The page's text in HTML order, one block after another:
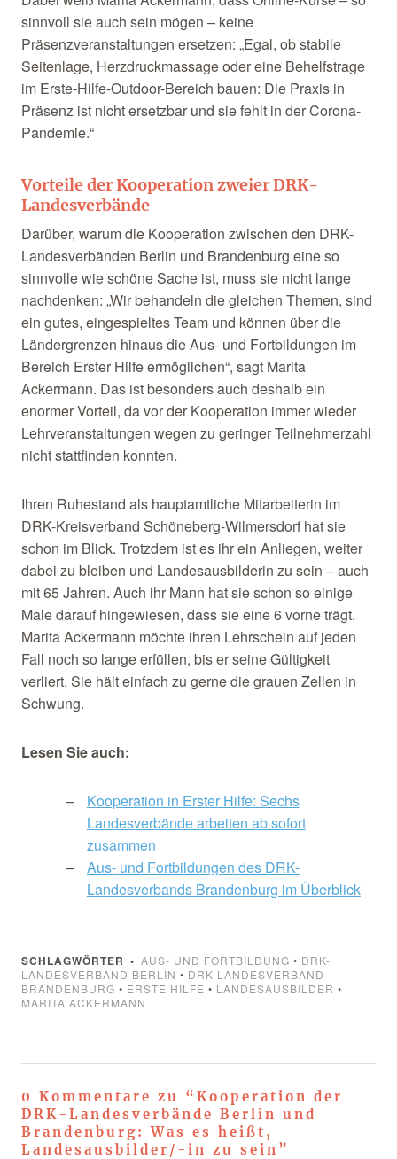
sinnvoll sie auch sein mögen – keine
Präsenzveranstaltungen ersetzen: „Egal, ob stabile
Seitenlage, Herzdruckmassage oder eine Behelfstrage
im Erste-Hilfe-Outdoor-Bereich bauen: Die Praxis in
Präsenz ist nicht ersetzbar und sie fehlt in der Corona-
Pandemie.“
Vorteile der Kooperation zweier DRK-
Landesverbände
Darüber, warum die Kooperation zwischen den DRK-
Landesverbänden Berlin und Brandenburg eine so
sinnvolle wie schöne Sache ist, muss sie nicht lange
nachdenken: „Wir behandeln die gleichen Themen, sind
ein gutes, eingespieltes Team und können über die
Ländergrenzen hinaus die Aus- und Fortbildungen im
Bereich Erster Hilfe ermöglichen“, sagt Marita
Ackermann. Das ist besonders auch deshalb ein
enormer Vorteil, da vor der Kooperation immer wieder
Lehrveranstaltungen wegen zu geringer Teilnehmerzahl
nicht stattfinden konnten.
Ihren Ruhestand als hauptamtliche Mitarbeiterin im
DRK-Kreisverband Schöneberg-Wilmersdorf hat sie
schon im Blick. Trotzdem ist es ihr ein Anliegen, weiter
dabei zu bleiben und Landesausbilderin zu sein – auch
mit 65 Jahren. Auch ihr Mann hat sie schon so einige
Male darauf hingewiesen, dass sie eine 6 vorne trägt.
Marita Ackermann möchte ihren Lehrschein auf jeden
Fall noch so lange erfüllen, bis er seine Gültigkeit
verliert. Sie hält einfach zu gerne die grauen Zellen in
Schwung.
Lesen Sie auch:
Kooperation in Erster Hilfe: Sechs
Landesverbände arbeiten ab sofort
zusammen
Aus- und Fortbildungen des DRK-
Landesverbands Brandenburg im Überblick
SCHLAGWÖRTER AUS- UND FORTBILDUNG • DRK-
LANDESVERBAND BERLIN • DRK-LANDESVERBAND
BRANDENBURG • ERSTE HILFE • LANDESAUSBILDER •
MARITA ACKERMANN
0 Kommentare zu “ Kooperation der
DRK-Landesverbände Berlin und
Brandenburg: Was es heißt,
Landesausbilder/-in zu sein ”